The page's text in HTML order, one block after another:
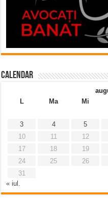
Calendar
L
Ma Mi
3
4 5
10
11 12
17
18 19
24
25 26
31
« iul.